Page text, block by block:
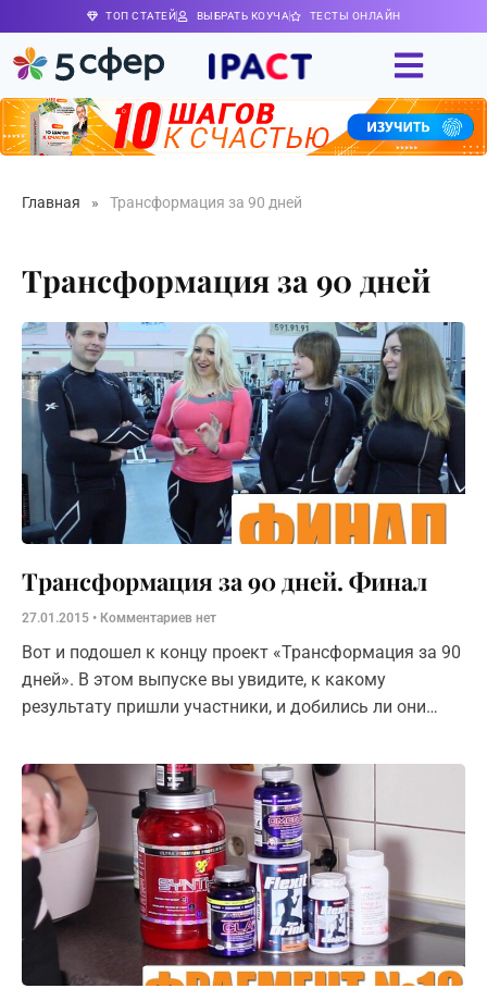
ТОП СТАТЕЙ ВЫБРАТЬ КОУЧА ТЕСТЫ ОНЛАЙН
Главная » Трансформация за 90 дней
Трансформация за 90 дней
Трансформация за 90 дней. Финал
27.01.2015 Комментариев нет
Вот и подошел к концу проект «Трансформация за 90
дней». В этом выпуске вы увидите, к какому
результату пришли участники, и добились ли они
расскажут